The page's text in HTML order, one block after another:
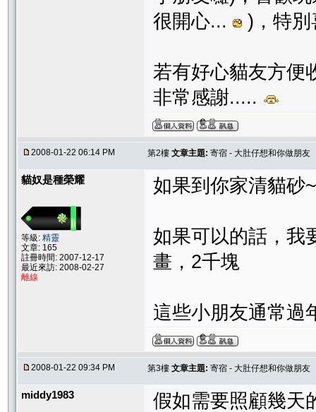
很開心...
)，特
若有好心貓友方便
非常感謝.....
2008-01-22 06:14 PM 第2樓 文章主題: 寄宿 - 大肚仔想和你做朋友
貓奴是種榮耀
等級: 精靈
文章: 165
註冊時間: 2007-12-17
最近來訪: 2008-02-27
離線
如果到你家清貓砂
如果可以的話，我
畫，2千塊
這些小朋友通常過
2008-01-22 09:34 PM 第3樓 文章主題: 寄宿 - 大肚仔想和你做朋友
middy1983
假如需要照顧幾天